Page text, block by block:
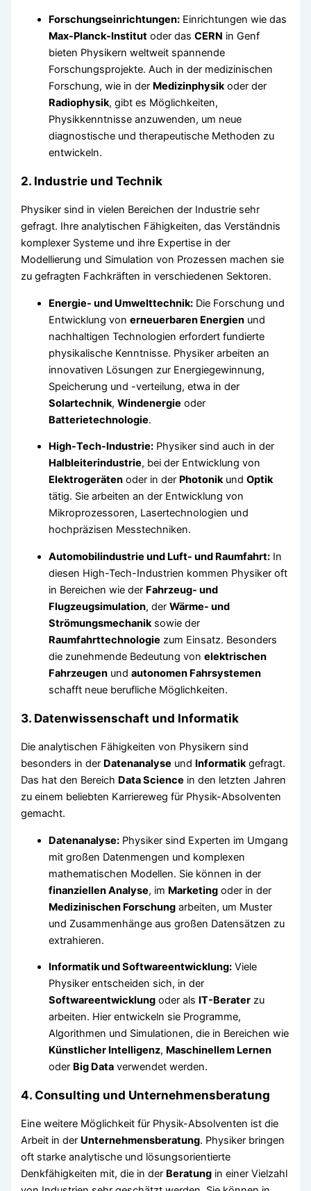
Forschungseinrichtungen: Einrichtungen wie das
Max-Planck-Institut oder dasCERN in Genf
bieten Physikern weltweit spannende
Forschungsprojekte. Auch in der medizinischen
Forschung, wie in der Medizinphysikoder der
Radiophysik, gibt es Möglichkeiten,
Physikkenntnisse anzuwenden, um neue
diagnostische und therapeutische Methoden zu
entwickeln.
2. Industrie und Technik
Physiker sind in vielen Bereichen der Industrie sehr
gefragt. Ihre analytischen Fähigkeiten, das Verständnis
komplexer Systeme und ihre Expertise in der
Modellierung und Simulation von Prozessen machen sie
zu gefragten Fachkräften in verschiedenen Sektoren.
Energie- und Umwelttechnik: Die Forschung und
Entwicklung vonerneuerbaren Energien und
nachhaltigen Technologien erfordert fundierte
physikalische Kenntnisse. Physiker arbeiten an
innovativen Lösungen zur Energiegewinnung,
Speicherung und -verteilung, etwa in der
Solartechnik,Windenergie oder
Batterietechnologie.
High-Tech-Industrie: Physiker sind auch in der
Halbleiterindustrie, bei der Entwicklung von
Elektrogeräten oder in der PhotonikundOptik
tätig. Sie arbeiten an der Entwicklung von
Mikroprozessoren, Lasertechnologien und
hochpräzisen Messtechniken.
Automobilindustrie und Luft- und Raumfahrt: In
diesen High-Tech-Industrien kommen Physiker oft
in Bereichen wie der Fahrzeug- und
Flugzeugsimulation, derWärme- und
Strömungsmechaniksowie der
Raumfahrttechnologie zum Einsatz. Besonders
die zunehmende Bedeutung vonelektrischen
Fahrzeugen undautonomen Fahrsystemen
schafft neue berufliche Möglichkeiten.
3. Datenwissenschaft und Informatik
Die analytischen Fähigkeiten von Physikern sind
besonders in der Datenanalyse und Informatikgefragt.
Das hat den Bereich Data Science in den letzten Jahren
zu einem beliebten Karriereweg für Physik-Absolventen
gemacht.
Datenanalyse: Physiker sind Experten im Umgang
mit großen Datenmengen und komplexen
mathematischen Modellen. Sie können in der
finanziellen Analyse, im Marketing oder in der
Medizinischen Forschung arbeiten, um Muster
und Zusammenhänge aus großen Datensätzen zu
extrahieren.
Informatik und Softwareentwicklung: Viele
Physiker entscheiden sich, in der
Softwareentwicklung oder als IT-Berater zu
arbeiten. Hier entwickeln sie Programme,
Algorithmen und Simulationen, die in Bereichen wie
Künstlicher Intelligenz, Maschinellem Lernen
oder Big Data verwendet werden.
4. Consulting und Unternehmensberatung
Eine weitere Möglichkeit für Physik-Absolventen ist die
Arbeit in der Unternehmensberatung. Physiker bringen
oft starke analytische und lösungsorientierte
Denkfähigkeiten mit, die in der Beratung in einer Vielzahl